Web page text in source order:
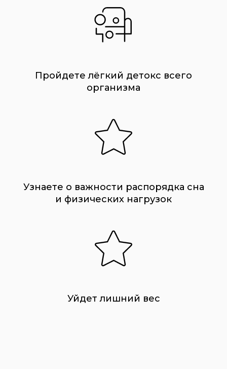
Пройдете лёгкий детокс всего
организма
Узнаете о важности распорядка сна
и физических нагрузок
Уйдет лишний вес